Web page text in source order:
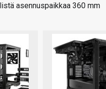
asennuspaikkaa 360 mm